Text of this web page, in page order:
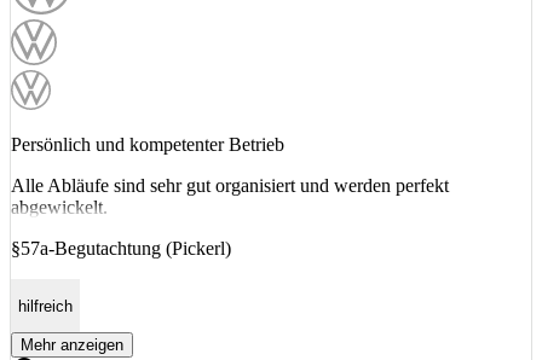
Persönlich und kompetenter Betrieb
Alle Abläufe sind sehr gut organisiert und werden perfekt
abgewickelt.
§57a-Begutachtung (Pickerl)
hilfreich
Mehr anzeigen